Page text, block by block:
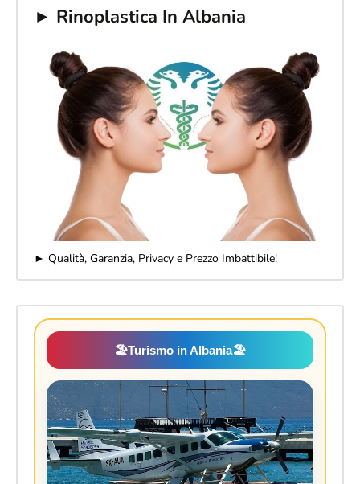
► Rinoplastica In Albania
► Qualità, Garanzia, Privacy e Prezzo Imbattibile!
🏖️Turismo in Albania🏖️